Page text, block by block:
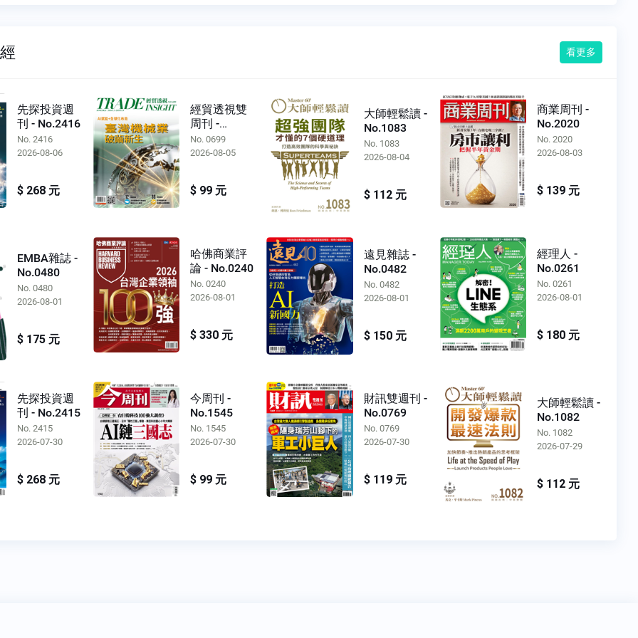
看更多
先探投資週
刊 - No.2416
No. 2416
2026-08-06
$ 268 元
經貿透視雙
周刊 -
No.0699
No. 0699
2026-08-05
$ 99 元
大師輕鬆讀 -
No.1083
No. 1083
2026-08-04
$ 112 元
商業周刊 -
No.2020
No. 2020
2026-08-03
$ 139 元
EMBA雜誌 -
No.0480
No. 0480
2026-08-01
$ 175 元
哈佛商業評
論 - No.0240
No. 0240
2026-08-01
$ 330 元
遠見雜誌 -
No.0482
No. 0482
2026-08-01
$ 150 元
經理人 -
No.0261
No. 0261
2026-08-01
$ 180 元
先探投資週
刊 - No.2415
No. 2415
2026-07-30
$ 268 元
今周刊 -
No.1545
No. 1545
2026-07-30
$ 99 元
財訊雙週刊 -
No.0769
No. 0769
2026-07-30
$ 119 元
大師輕鬆讀 -
No.1082
No. 1082
2026-07-29
$ 112 元